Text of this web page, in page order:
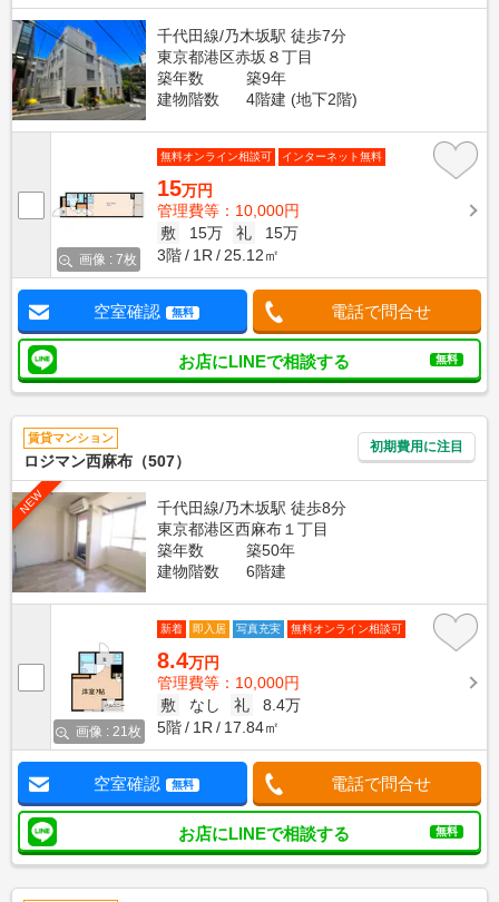
千代田線/乃木坂駅 徒歩7分
東京都港区赤坂８丁目
築年数
築9年
建物階数
4階建 (地下2階)
画像 : 7枚
無料オンライン相談可 インターネット無料
15万円
管理費等：10,000円
敷
15万 礼
15万
3階
1R 25.12㎡
空室確認 無料 電話で問合せ
お店にLINEで相談する 無料
賃貸マンション
ロジマン西麻布（507）
初期費用に注目
NEW
千代田線/乃木坂駅 徒歩8分
東京都港区西麻布１丁目
築年数
築50年
建物階数
6階建
画像 : 21枚
新着 即入居 写真充実 無料オンライン相談可
8.4万円
管理費等：10,000円
敷
なし 礼
8.4万
5階
1R 17.84㎡
空室確認 無料 電話で問合せ
お店にLINEで相談する 無料